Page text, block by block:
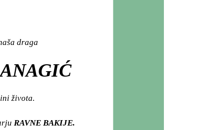
draga
života.
RAVNE BAKIJE.